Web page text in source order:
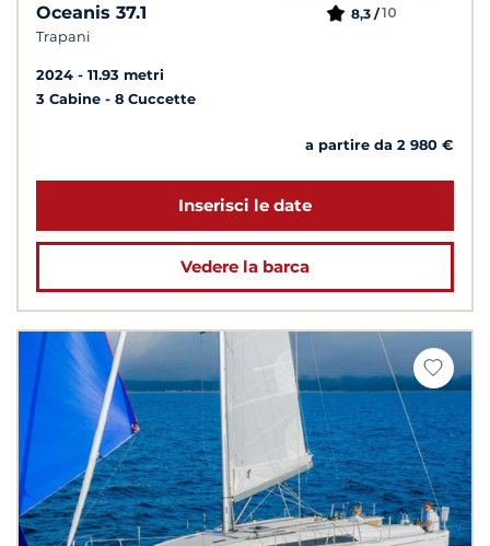
Oceanis 37.1
Trapani
8,3 /10
2024
11.93 metri
3 Cabine
8 Cuccette
a partire da 2 980 €
Inserisci le date
Vedere la barca